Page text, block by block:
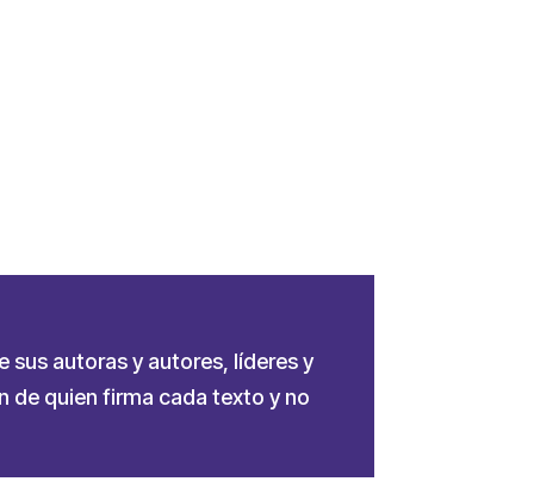
sus autoras y autores, líderes y
de quien firma cada texto y no